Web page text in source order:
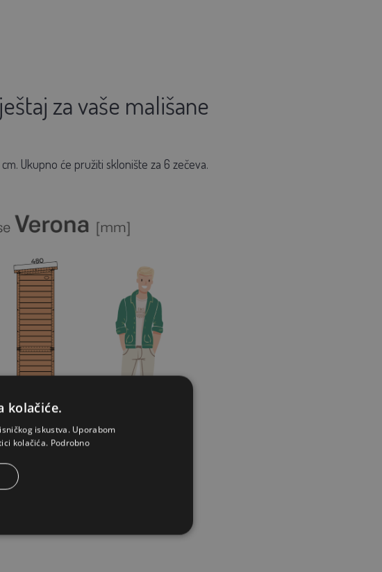
za vaše mališane
Ukupno će pružiti sklonište za 6 zečeva.
kolačiće.
iskustva. Uporabom
kolačića. Podrobno